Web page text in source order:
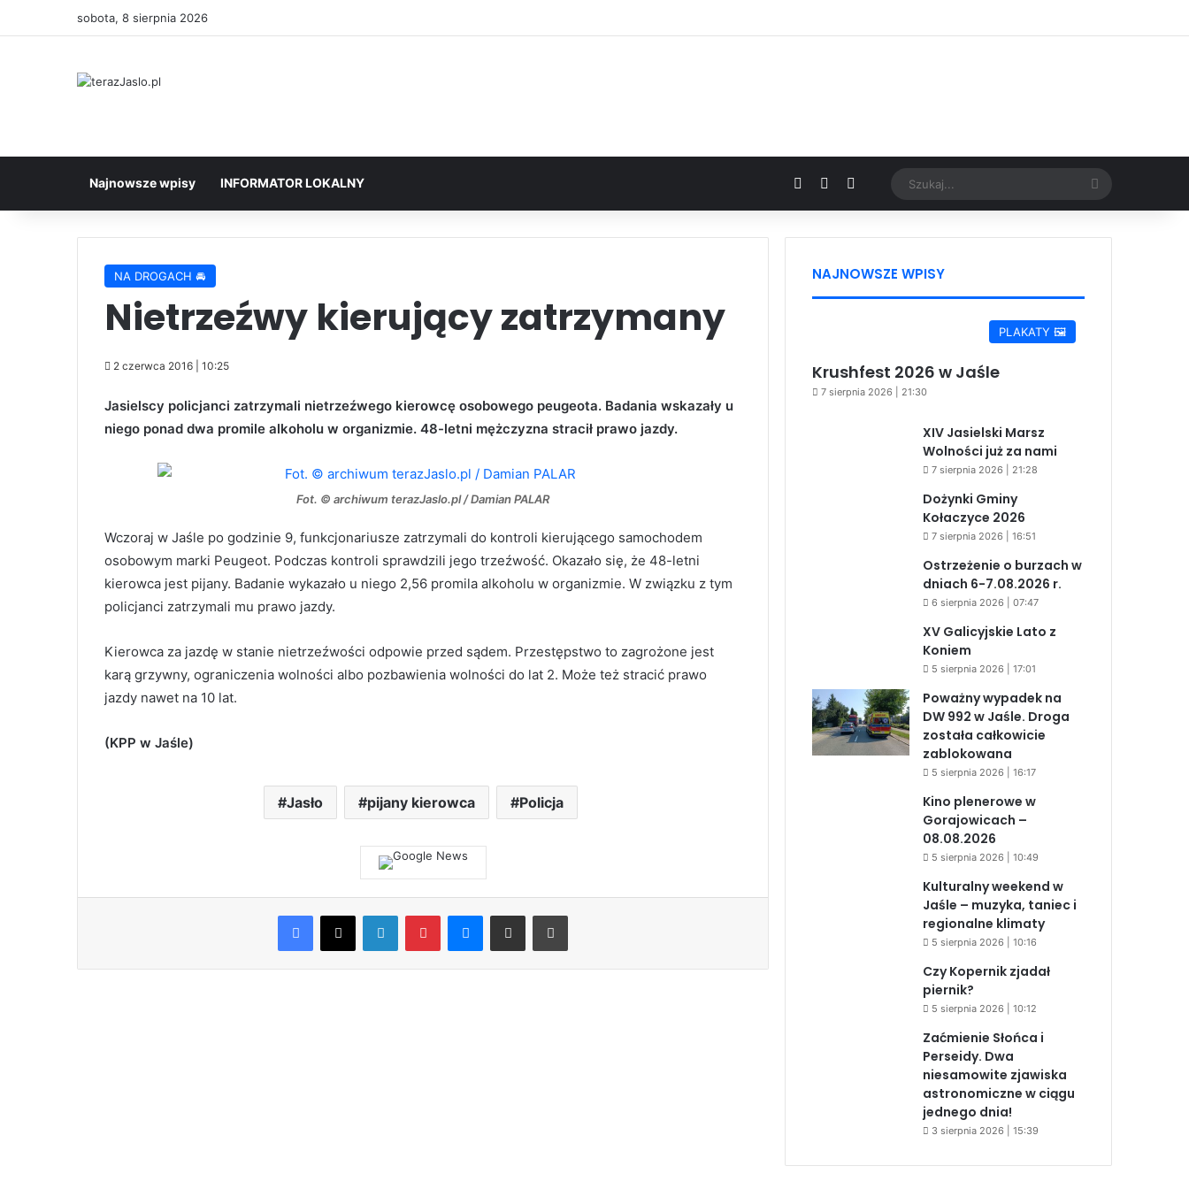
sobota, 8 sierpnia 2026
Najnowsze wpisy INFORMATOR LOKALNY Facebook YouTubeGoogle News Szukaj...
NA DROGACH 🚘
Nietrzeźwy kierujący zatrzymany
2 czerwca 2016 | 10:25
Jasielscy policjanci zatrzymali nietrzeźwego kierowcę osobowego peugeota. Badania wskazały u
niego ponad dwa promile alkoholu w organizmie. 48-letni mężczyzna stracił prawo jazdy.
Fot. © archiwum terazJaslo.pl / Damian PALAR
Wczoraj w Jaśle po godzinie 9, funkcjonariusze zatrzymali do kontroli kierującego samochodem
osobowym marki Peugeot. Podczas kontroli sprawdzili jego trzeźwość. Okazało się, że 48-letni
kierowca jest pijany. Badanie wykazało u niego 2,56 promila alkoholu w organizmie. W związku z tym
policjanci zatrzymali mu prawo jazdy.
Kierowca za jazdę w stanie nietrzeźwości odpowie przed sądem. Przestępstwo to zagrożone jest
karą grzywny, ograniczenia wolności albo pozbawienia wolności do lat 2. Może też stracić prawo
jazdy nawet na 10 lat.
(KPP w Jaśle)
Jasło pijany kierowca Policja
Facebook
X LinkedInPinterestMessenger
Share via Email Print
NAJNOWSZE WPISY
PLAKATY 🖼️
Krushfest 2026 w Jaśle
7 sierpnia 2026 | 21:30
XIV Jasielski Marsz
Wolności już za nami
7 sierpnia 2026 | 21:28
Dożynki Gminy
Kołaczyce 2026
7 sierpnia 2026 | 16:51
Ostrzeżenie o burzach w
dniach 6-7.08.2026 r.
6 sierpnia 2026 | 07:47
XV Galicyjskie Lato z
Koniem
5 sierpnia 2026 | 17:01
Poważny wypadek na
DW 992 w Jaśle. Droga
została całkowicie
zablokowana
5 sierpnia 2026 | 16:17
Kino plenerowe w
Gorajowicach –
08.08.2026
5 sierpnia 2026 | 10:49
Kulturalny weekend w
Jaśle – muzyka, taniec i
regionalne klimaty
5 sierpnia 2026 | 10:16
Czy Kopernik zjadał
piernik?
5 sierpnia 2026 | 10:12
Zaćmienie Słońca i
Perseidy. Dwa
niesamowite zjawiska
astronomiczne w ciągu
jednego dnia!
3 sierpnia 2026 | 15:39